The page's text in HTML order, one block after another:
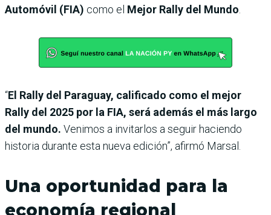
Automóvil (FIA) como el Mejor Rally del Mundo
“El Rally del Paraguay, calificado como el mejor
Rally del 2025 por la FIA, será además el más largo
del mundo. Venimos a invitarlos a seguir haciendo
historia durante esta nueva edición”, afirmó Marsal.
Una oportunidad para la
economía regional